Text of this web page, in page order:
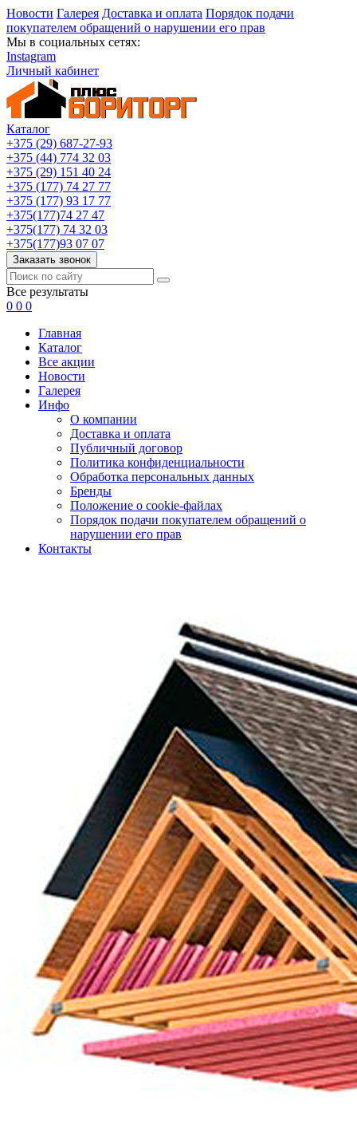
Новости Галерея Доставка и оплата Порядок подачи
покупателем обращений о нарушении его прав
Мы в социальных сетях:
Instagram
Личный кабинет
Каталог
+375 (29) 687-27-93
+375 (44) 774 32 03
+375 (29) 151 40 24
+375 (177) 74 27 77
+375 (177) 93 17 77
+375(177)74 27 47
+375(177) 74 32 03
+375(177)93 07 07
Заказать звонок
Все результаты
0 0 0
Главная
Каталог
Все акции
Новости
Галерея
Инфо
О компании
Доставка и оплата
Публичный договор
Политика конфиденциальности
Обработка персональных данных
Бренды
Положение о cookie-файлах
Порядок подачи покупателем обращений о
нарушении его прав
Контакты